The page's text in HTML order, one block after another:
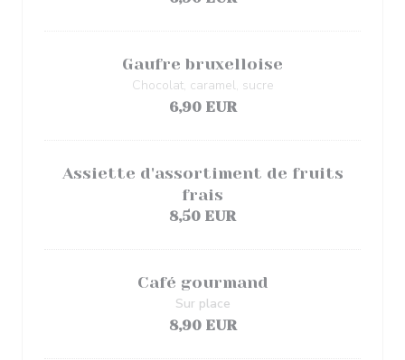
Gaufre bruxelloise
Chocolat, caramel, sucre
6,90 EUR
Assiette d'assortiment de fruits
frais
8,50 EUR
Café gourmand
8,90 EUR
Sur place